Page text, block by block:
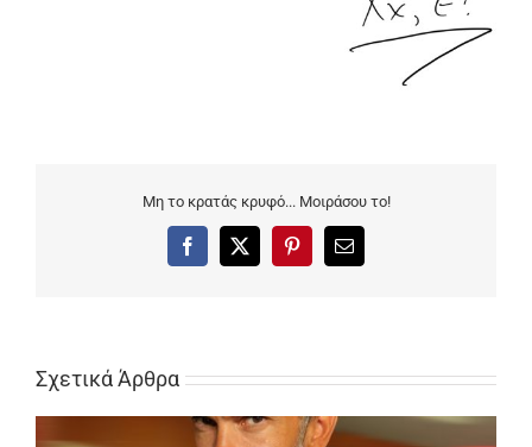
Μη το κρατάς κρυφό... Μοιράσου το!
Facebook
X PinterestEmail
Σχετικά Άρθρα